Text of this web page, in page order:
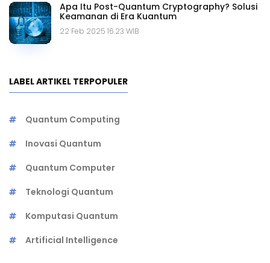
Apa Itu Post-Quantum Cryptography? Solusi
Keamanan di Era Kuantum
22 Feb 2025 16.23 WIB
LABEL ARTIKEL TERPOPULER
Quantum Computing
Inovasi Quantum
Quantum Computer
Teknologi Quantum
Komputasi Quantum
Artificial Intelligence